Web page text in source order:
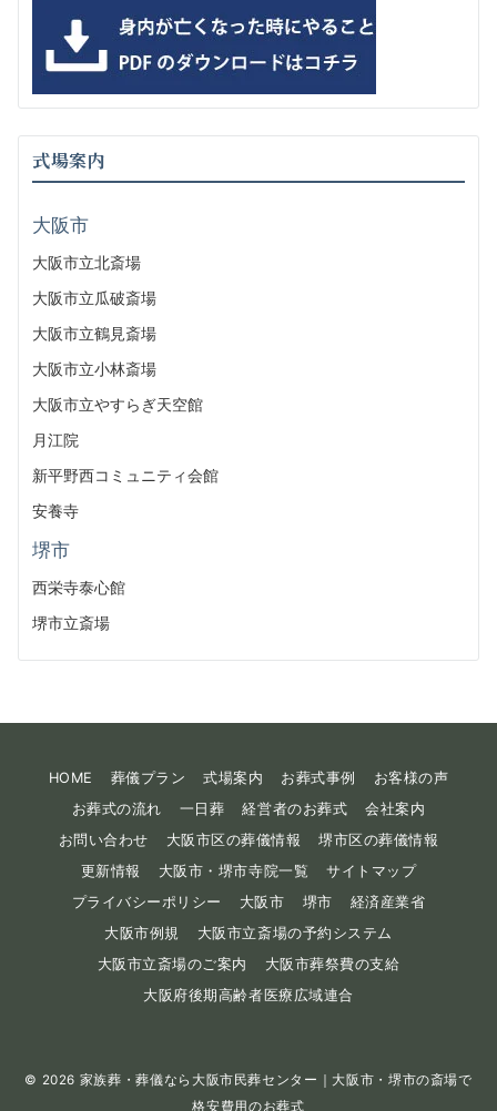
式場案内
大阪市
大阪市立北斎場
大阪市立瓜破斎場
大阪市立鶴見斎場
大阪市立小林斎場
大阪市立やすらぎ天空館
月江院
新平野西コミュニティ会館
安養寺
堺市
西栄寺泰心館
堺市立斎場
HOME 葬儀プラン 式場案内 お葬式事例
お客様の声
お葬式の流れ
一日葬 経営者のお葬式
会社案内
お問い合わせ
大阪市区の葬儀情報
堺市区の葬儀情報
更新情報
大阪市・堺市寺院一覧
サイトマップ
プライバシーポリシー
大阪市 堺市
経済産業省
大阪市例規
大阪市立斎場の予約システム
大阪市立斎場のご案内
大阪市葬祭費の支給
大阪府後期高齢者医療広域連合
© 2026 家族葬・葬儀なら大阪市民葬センター｜大阪市・堺市の斎場で
格安費用のお葬式